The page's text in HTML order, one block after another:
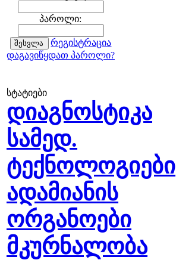
პაროლი:
რეგისტრაცია
დაგავიწყდათ პაროლი?
სტატიები
დიაგნოსტიკა
სამედ.
ტექნოლოგიები
ადამიანის
ორგანოები
მკურნალობა